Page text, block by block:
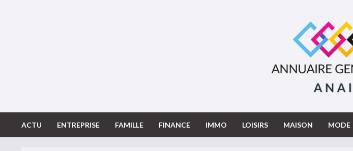
ACTU ENTREPRISE FAMILLE FINANCE IMMO LOISIRS MAISON MODE